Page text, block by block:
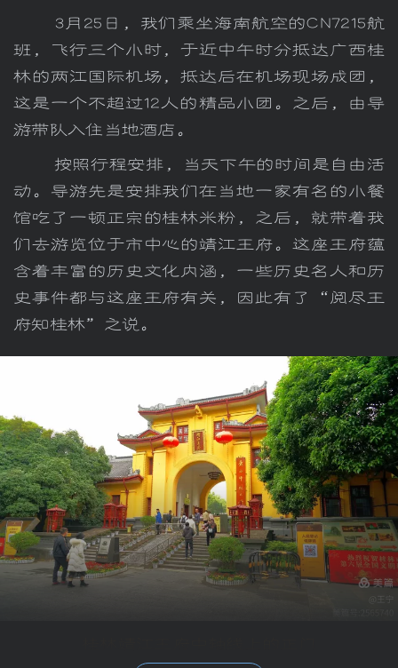
3月25日，我们乘坐海南航空的CN7215航
班，飞行三个小时，于近中午时分抵达广西桂
林的两江国际机场，抵达后在机场现场成团，
这是一个不超过12人的精品小团。之后，由导
游带队入住当地酒店。
按照行程安排，当天下午的时间是自由活
动。导游先是安排我们在当地一家有名的小餐
馆吃了一顿正宗的桂林米粉，之后，就带着我
们去游览位于市中心的靖江王府。这座王府蕴
含着丰富的历史文化内涵，一些历史名人和历
史事件都与这座王府有关，因此有了“阅尽王
府知桂林”之说。